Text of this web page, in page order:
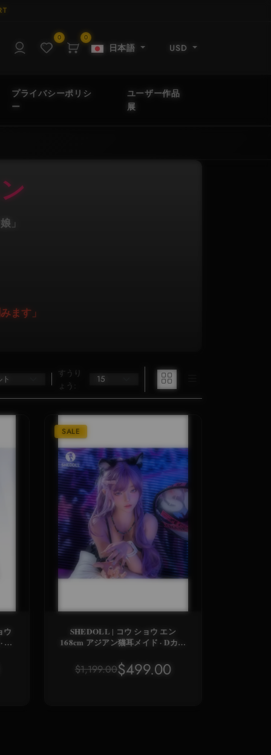
0 0
日本語 USD
プライバシーポリシ
ー
ユーザー作品
展
」
ます」
すうり
ょう:
ウ
C
SALE
SHEDOLL | コウ ショウ エン
168cm アジアン猫耳メイド · Dカッ
次元専属バーチャル妻
$1,199.00$499.00